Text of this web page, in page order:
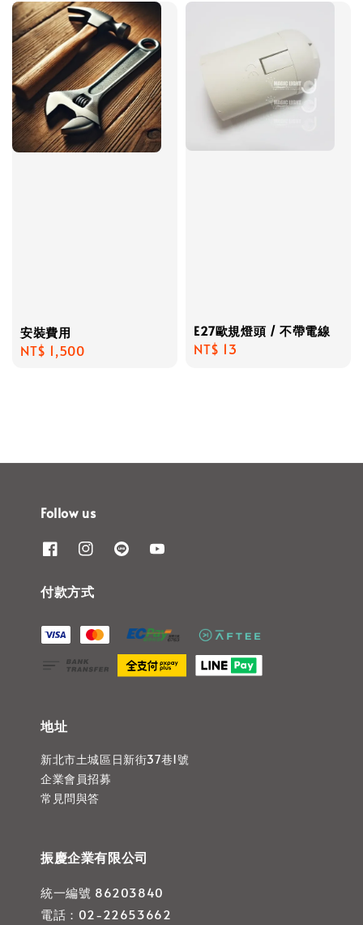
安裝費用
Regular
NT$ 1,500
E27歐規燈頭 / 不帶電線
Regular
NT$ 13
Follow us
付款方式
地址
新北市土城區日新街37巷1號
企業會員招募
常見問與答
振慶企業有限公司
統一編號 86203840
電話：02-22653662